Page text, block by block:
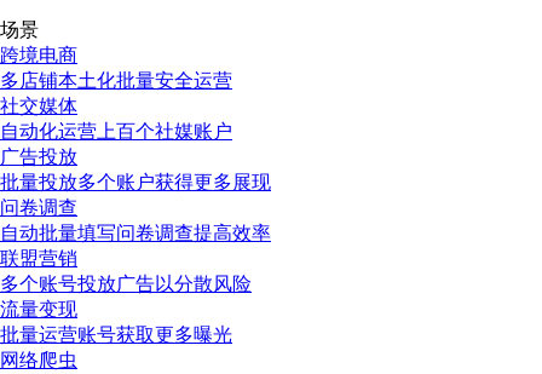
场景
跨境电商
多店铺本土化批量安全运营
社交媒体
自动化运营上百个社媒账户
广告投放
批量投放多个账户获得更多展现
问卷调查
自动批量填写问卷调查提高效率
联盟营销
多个账号投放广告以分散风险
流量变现
批量运营账号获取更多曝光
网络爬虫